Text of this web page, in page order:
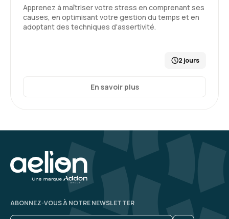
Apprenez à maîtriser votre stress en comprenant ses
causes, en optimisant votre gestion du temps et en
adoptant des techniques d'assertivité.
2 jours
En savoir plus
ABONNEZ-VOUS À NOTRE NEWSLETTER